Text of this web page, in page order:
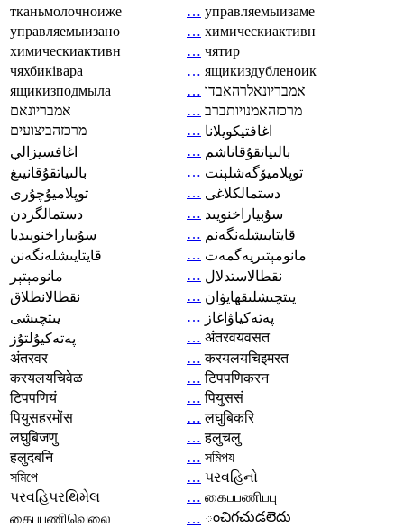
тканьмолочноиже
… управляемыизаме
управляемыизано
… химическиактивн
химическиактивн
… чятир
чяхбиківара
… ящикиздубленоик
ящикизподмыла
… אמבריונאלרהאבדו
אמבריונאם
… מרכזהאמנויותברב
מרכזהביצועים
… اغافتيكويلانا
اغافسيزالي
… بالىياتقۇقاناشم
بالىياتقۇقانيىغ
… توپلاميۆگەشلېنت
توپلاميۇچۇرى
… دستمالکلاغی
دستمالگردن
… سۇبياراخنويىد
سۇبياراخنويىديا
… قايتايىشلەنگەنم
قايتايىشلەنگەنن
… مانومېتىريەگمەت
مانومېتېر
… نقطالاستدلال
نقطالانطلاق
… يىتچىشلىقھايۋان
يىتچىشى
… پەتەكياۋاغاز
پەتەكيۇلتۇز
… अंतरवयवसत
अंतरवर
… करयलयचिइमरत
करयलयचिवेळ
… टिपपणिकरन
टिपपणियं
… पियुससं
पियुसहरमोंस
… लघुबिकरि
लघुबिजणु
… हलुचलु
हलुदबनि
… সমিপয
সমিপে
… પરવહિનો
પરવહિપરથિમેલ
… கைபபணிபபு
கைபபணிவெலை
… ంచిగచుడలెదు